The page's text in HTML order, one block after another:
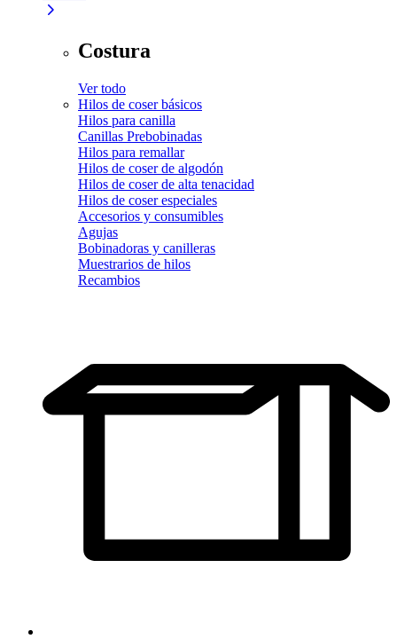
Costura
Ver todo
Hilos de coser básicos
Hilos para canilla
Canillas Prebobinadas
Hilos para remallar
Hilos de coser de algodón
Hilos de coser de alta tenacidad
Hilos de coser especiales
Accesorios y consumibles
Agujas
Bobinadoras y canilleras
Muestrarios de hilos
Recambios